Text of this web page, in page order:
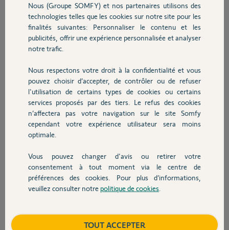
Sécurité
Domotique
Chauffage
Autres produits
Devis avec un pro
Contact
condensateur défectueux, après
l'avoir commander je me suis
attaqué au remontage de
l'ensemble.
vérouillage, je ne sais pas ou elle se
positionne ?
J'aurai besoin de vos idées ou conseils,
Merci d'avance
il y a environ 6 ans
Participer au fil de discussion
Réponses
Nous (Groupe SOMFY) et nos partenaires utilisons des
technologies telles que les cookies sur notre site pour les
finalités suivantes: Personnaliser le contenu et les
publicités, offrir une expérience personnalisée et analyser
notre trafic.
Nous respectons votre droit à la confidentialité et vous
pouvez choisir d’accepter, de contrôler ou de refuser
l'utilisation de certains types de cookies ou certains
services proposés par des tiers. Le refus des cookies
n’affectera pas votre navigation sur le site Somfy
cependant votre expérience utilisateur sera moins
optimale.
Vous pouvez changer d'avis ou retirer votre
consentement à tout moment via le centre de
préférences des cookies. Pour plus d’informations,
veuillez consulter notre politique de cookies
TOUT ACCEPTER